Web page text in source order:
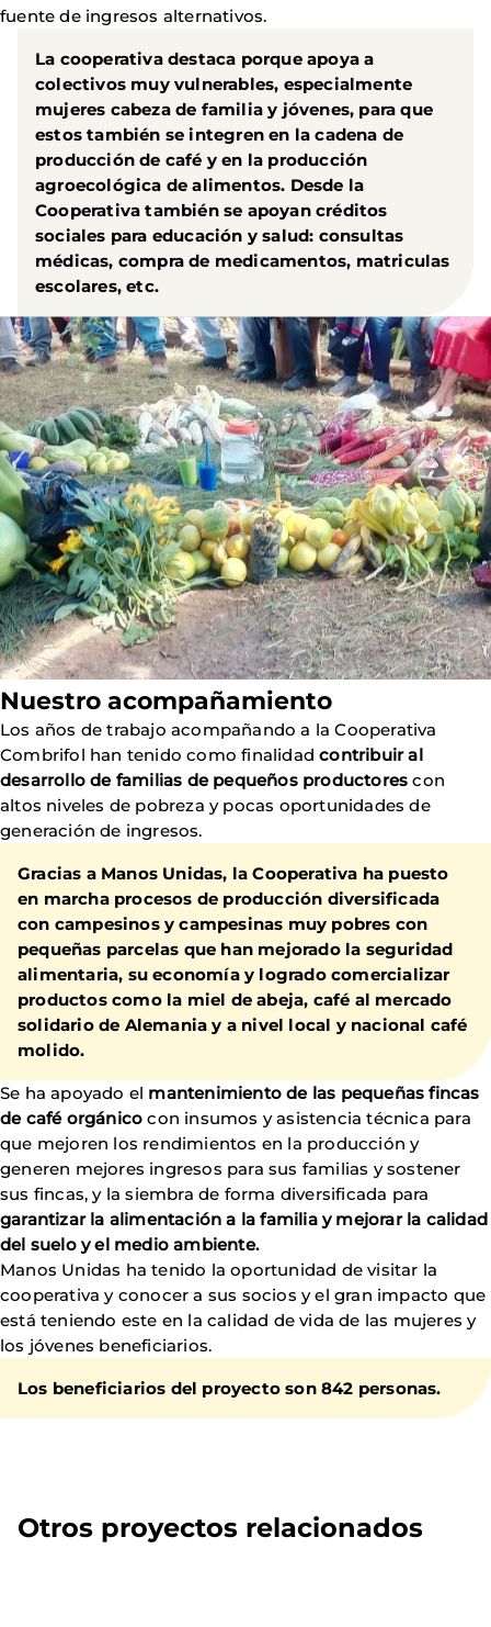
fuente de ingresos alternativos.
La cooperativa destaca porque apoya a
colectivos muy vulnerables, especialmente
mujeres cabeza de familia y jóvenes, para que
estos también se integren en la cadena de
producción de café y en la producción
agroecológica de alimentos. Desde la
Cooperativa también se apoyan créditos
sociales para educación y salud: consultas
médicas, compra de medicamentos, matriculas
escolares, etc.
Nuestro acompañamiento
Los años de trabajo acompañando a la Cooperativa
Combrifol han tenido como finalidadcontribuir al
desarrollo de familias de pequeños productores con
altos niveles de pobreza y pocas oportunidades de
generación de ingresos.
Gracias a Manos Unidas, la Cooperativa ha puesto
en marcha procesos de producción diversificada
con campesinos y campesinas muy pobres con
pequeñas parcelas que han mejorado la seguridad
alimentaria, su economía y logrado comercializar
productos como la miel de abeja, café al mercado
solidario de Alemania y a nivel local y nacional café
molido.
Se ha apoyado el mantenimiento de las pequeñas fincas
de café orgánico con insumos y asistencia técnica para
que mejoren los rendimientos en la producción y
generen mejores ingresos para sus familias y sostener
sus fincas, y la siembra de forma diversificada para
garantizar la alimentación a la familia y mejorar la calidad
del suelo y el medio ambiente.
Manos Unidas ha tenido la oportunidad de visitar la
cooperativa y conocer a sus socios y el gran impacto que
está teniendo este en la calidad de vida de las mujeres y
los jóvenes beneficiarios.
Los beneficiarios del proyecto son 842 personas.
Otros proyectos relacionados